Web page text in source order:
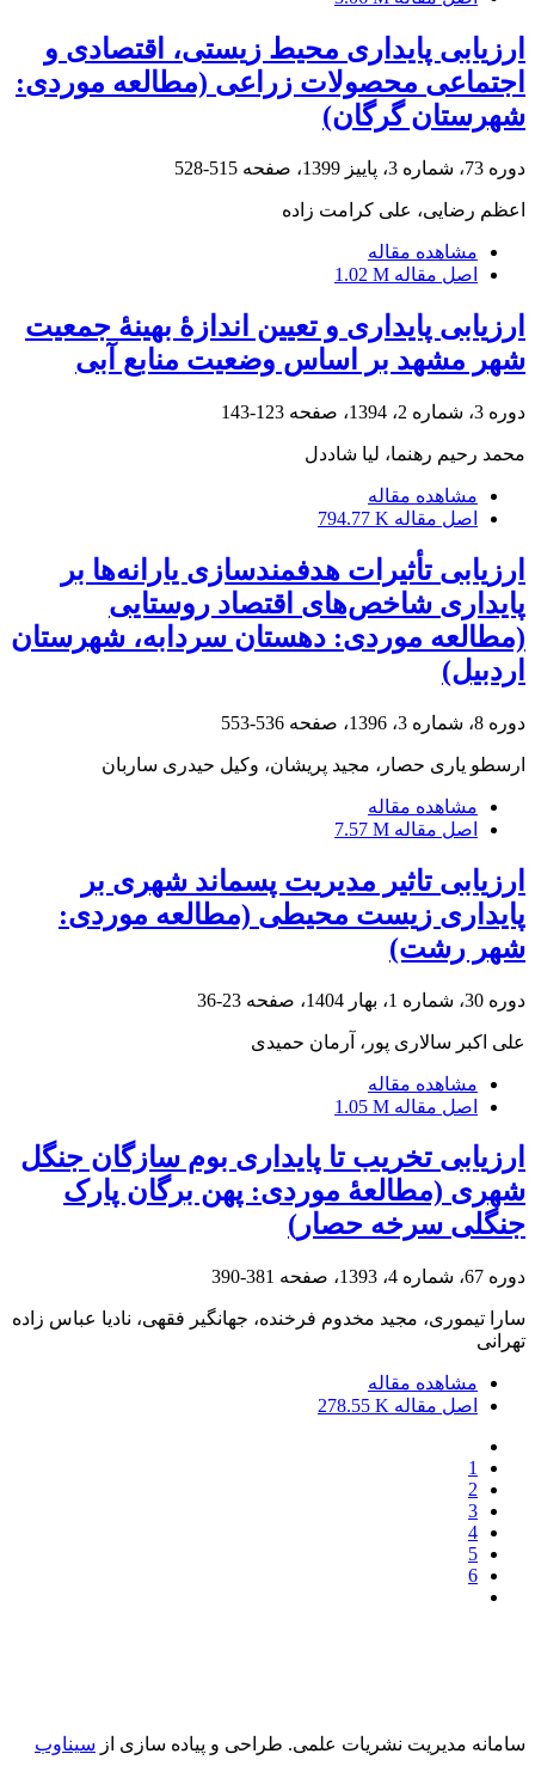
ارزیابی پایداری محیط زیستی، اقتصادی و
اجتماعی محصولات زراعی (مطالعه موردی:
شهرستان گرگان)
دوره 73، شماره 3، پاییز 1399، صفحه 515-528
اعظم رضایی، علی کرامت زاده
مشاهده مقاله
اصل مقاله 1.02 M
ارزیابی پایداری و تعیین اندازۀ بهینۀ جمعیت
شهر مشهد بر اساس وضعیت منابع آبی
دوره 3، شماره 2، 1394، صفحه 123-143
محمد رحیم رهنما، لیا شاددل
مشاهده مقاله
اصل مقاله 794.77 K
ارزیابی تأثیرات هدفمندسازی یارانه‌ها بر
پایداری شاخص‌های اقتصاد روستایی
(مطالعه موردی: دهستان سردابه، شهرستان
اردبیل)
دوره 8، شماره 3، 1396، صفحه 536-553
ارسطو یاری حصار، مجید پریشان، وکیل حیدری ساربان
مشاهده مقاله
اصل مقاله 7.57 M
ارزیابی تاثیر مدیریت پسماند شهری بر
پایداری زیست محیطی (مطالعه موردی:
شهر رشت)
دوره 30، شماره 1، بهار 1404، صفحه 23-36
علی اکبر سالاری پور، آرمان حمیدی
مشاهده مقاله
اصل مقاله 1.05 M
ارزیابی تخریب تا پایداری بوم‏ سازگان جنگل
شهری (مطالعۀ موردی: پهن ‏برگان پارک
جنگلی سرخه‏ حصار)
دوره 67، شماره 4، 1393، صفحه 381-390
سارا تیموری، مجید مخدوم فرخنده، جهانگیر فقهی، نادیا عباس زاده
تهرانی
مشاهده مقاله
اصل مقاله 278.55 K
1
2
3
4
5
6
سامانه مدیریت نشریات علمی. طراحی و پیاده سازی از سیناوب